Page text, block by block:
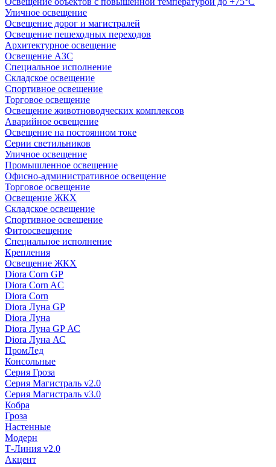
Уличное освещение
Освещение дорог и магистралей
Освещение пешеходных переходов
Архитектурное освещение
Освещение АЗС
Специальное исполнение
Складское освещение
Спортивное освещение
Торговое освещение
Освещение животноводческих комплексов
Аварийное освещение
Освещение на постоянном токе
Серии светильников
Уличное освещение
Промышленное освещение
Офисно-административное освещение
Торговое освещение
Освещение ЖКХ
Складское освещение
Спортивное освещение
Фитоосвещение
Специальное исполнение
Крепления
Освещение ЖКХ
Diora Corn GP
Diora Corn AC
Diora Corn
Diora Луна GP
Diora Луна
Diora Луна GP АС
Diora Луна АС
ПромЛед
Консольные
Серия Гроза
Серия Магистраль v2.0
Серия Магистраль v3.0
Кобра
Гроза
Настенные
Модерн
Т-Линия v2.0
Акцент